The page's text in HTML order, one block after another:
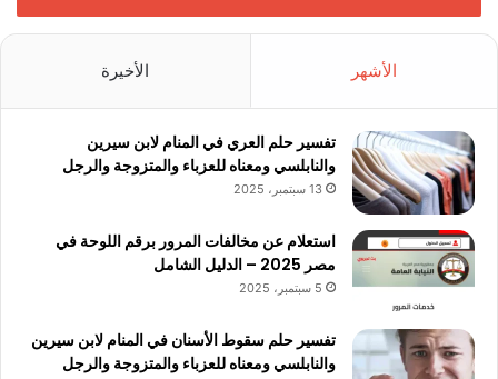
الأشهر الأخيرة
تفسير حلم العري في المنام لابن سيرين
والنابلسي ومعناه للعزباء والمتزوجة والرجل
13 سبتمبر، 2025
استعلام عن مخالفات المرور برقم اللوحة في
مصر 2025 – الدليل الشامل
5 سبتمبر، 2025
تفسير حلم سقوط الأسنان في المنام لابن سيرين
والنابلسي ومعناه للعزباء والمتزوجة والرجل